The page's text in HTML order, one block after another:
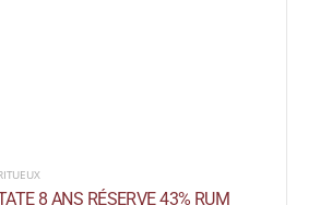
8 ANS RÉSERVE 43% RUM